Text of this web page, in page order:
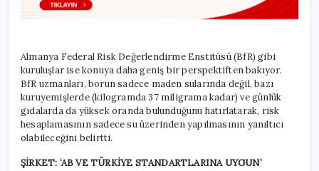
Almanya Federal Risk Değerlendirme Enstitüsü (BfR) gibi
kuruluşlar ise konuya daha geniş bir perspektiften bakıyor.
BfR uzmanları, borun sadece maden sularında değil, bazı
kuruyemişlerde (kilogramda 37 miligrama kadar) ve günlük
gıdalarda da yüksek oranda bulunduğunu hatırlatarak, risk
hesaplamasının sadece su üzerinden yapılmasının yanıltıcı
olabileceğini belirtti.
ŞİRKET: ‘AB VE TÜRKİYE STANDARTLARINA UYGUN’